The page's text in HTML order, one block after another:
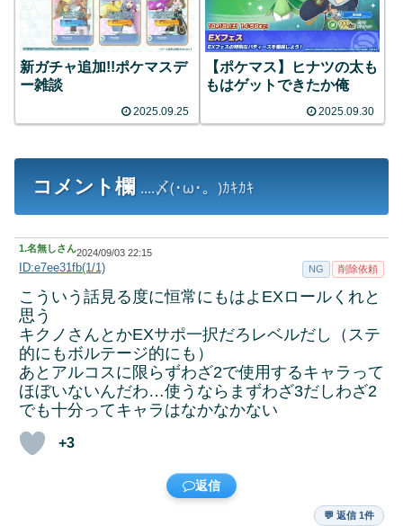
新ガチャ追加!!ポケマスデ
ー雑談
2025.09.25
【ポケマス】ヒナツの太も
もはゲットできたか俺
2025.09.30
コメント欄 ....〆(･ω･。)ｶｷｶｷ
1.名無しさん2024/09/03 22:15
ID:e7ee31fb(1/1) NG 削除依頼
こういう話見る度に恒常にもはよEXロールくれと
思う
キクノさんとかEXサポ一択だろレベルだし（ステ
的にもボルテージ的にも）
あとアルコスに限らずわざ2で使用するキャラって
ほぼいないんだわ…使うならまずわざ3だしわざ2
でも十分ってキャラはなかなかない
+3
返信
💬 返信 1件